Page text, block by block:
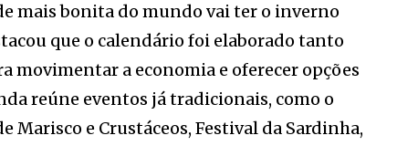
mais bonita do mundo vai ter o inverno
que o calendário foi elaborado tanto
movimentar a economia e oferecer opções
reúne eventos já tradicionais, como o
Marisco e Crustáceos, Festival da Sardinha,